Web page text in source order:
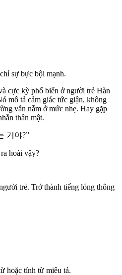
sự bực bội mạnh.
cực kỳ phổ biến ở người trẻ Hàn
mô tả cảm giác tức giận, không
vẫn nằm ở mức nhẹ. Hay gặp
thân mật.
거야?”
hoài vậy?
trẻ. Trở thành tiếng lóng thông
hoặc tính từ miêu tả.